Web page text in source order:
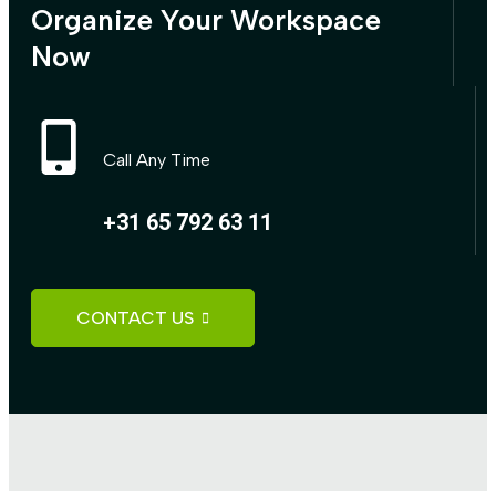
Organize Your Workspace
Now
Call Any Time
+31 65 792 63 11
CONTACT US